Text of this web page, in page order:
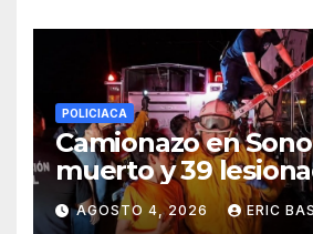
POLICIACA
Camionazo en
muerto y 39
carretera
AGOSTO 4, 2026 ERIC